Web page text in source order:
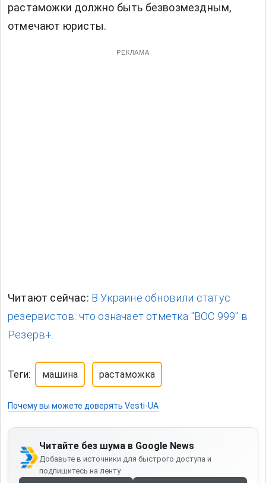
растаможки должно быть безвозмездным,
отмечают юристы.
РЕКЛАМА
Читают сейчас: В Украине обновили статус
резервистов: что означает отметка "ВОС 999" в
Резерв+.
Теги: машина растаможка
Почему вы можете доверять Vesti-UA
Читайте без шума в Google News
Добавьте в источники для быстрого доступа и
подпишитесь на ленту